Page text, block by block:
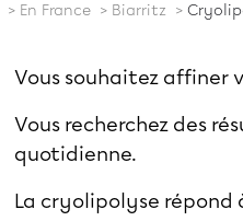
En France Biarritz
Vous souhaitez affiner
Vous recherchez des
quotidienne.
La cryolipolyse répond